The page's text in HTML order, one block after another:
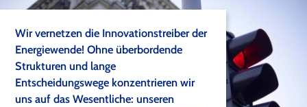
Wir vernetzen die Innovationstreiber der
Energiewende! Ohne überbordende
Strukturen und lange
Entscheidungswege konzentrieren wir
uns auf das Wesentliche: unseren